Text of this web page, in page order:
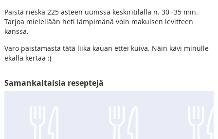
Paista rieska 225 asteen uunissa keskiritilällä n. 30 -35 min.
Tarjoa mielellään heti lämpimänä voin makuisen levitteen
kanssa.
Varo paistamasta tätä liika kauan ettei kuiva. Näin kävi minulle
ekalla kertaa :(
Samankaltaisia reseptejä